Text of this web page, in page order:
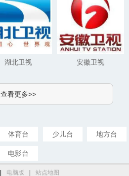
湖北卫视 安徽卫视
查看更多>>
体育台 少儿台 地方台
电影台
电脑版 站点地图